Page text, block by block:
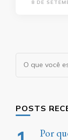
8 DE
Procurando
POSTS
Por